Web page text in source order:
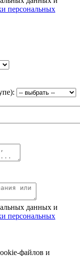
персональных
данных и
персональных
файлов и